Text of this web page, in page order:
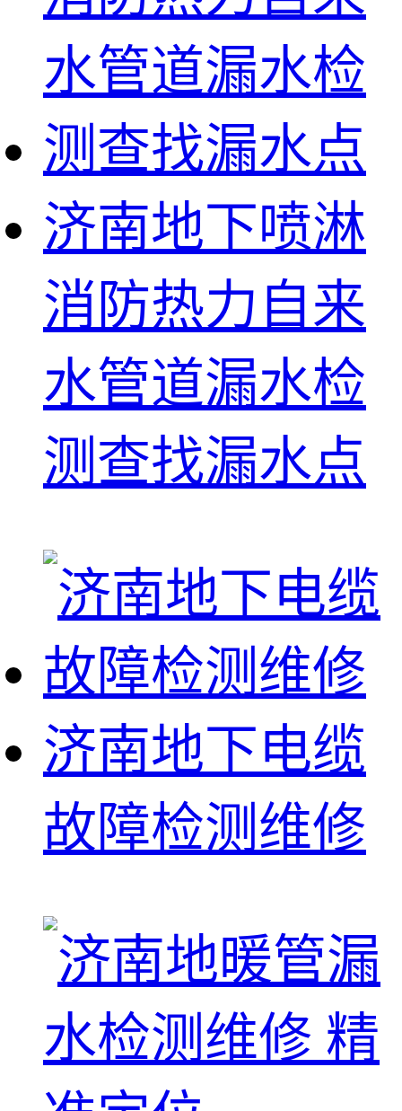
济南地下喷淋
消防热力自来
水管道漏水检
测查找漏水点
济南地下电缆
故障检测维修